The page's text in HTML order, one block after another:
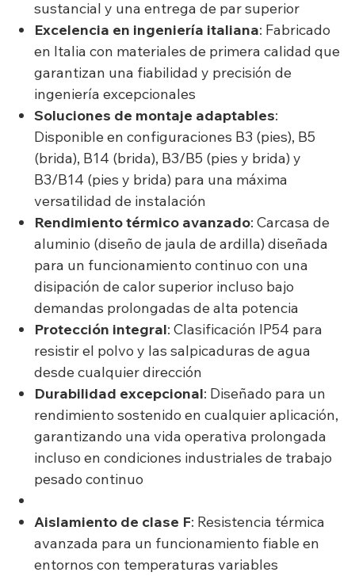
sustancial y una entrega de par superior
Excelencia en ingeniería italiana: Fabricado
en Italia con materiales de primera calidad que
garantizan una fiabilidad y precisión de
ingeniería excepcionales
Soluciones de montaje adaptables:
Disponible en configuraciones B3 (pies), B5
(brida), B14 (brida), B3/B5 (pies y brida) y
B3/B14 (pies y brida) para una máxima
versatilidad de instalación
Rendimiento térmico avanzado: Carcasa de
aluminio (diseño de jaula de ardilla) diseñada
para un funcionamiento continuo con una
disipación de calor superior incluso bajo
demandas prolongadas de alta potencia
Protección integral: Clasificación IP54 para
resistir el polvo y las salpicaduras de agua
desde cualquier dirección
Durabilidad excepcional: Diseñado para un
rendimiento sostenido en cualquier aplicación,
garantizando una vida operativa prolongada
incluso en condiciones industriales de trabajo
pesado continuo
Aislamiento de clase F: Resistencia térmica
avanzada para un funcionamiento fiable en
entornos con temperaturas variables